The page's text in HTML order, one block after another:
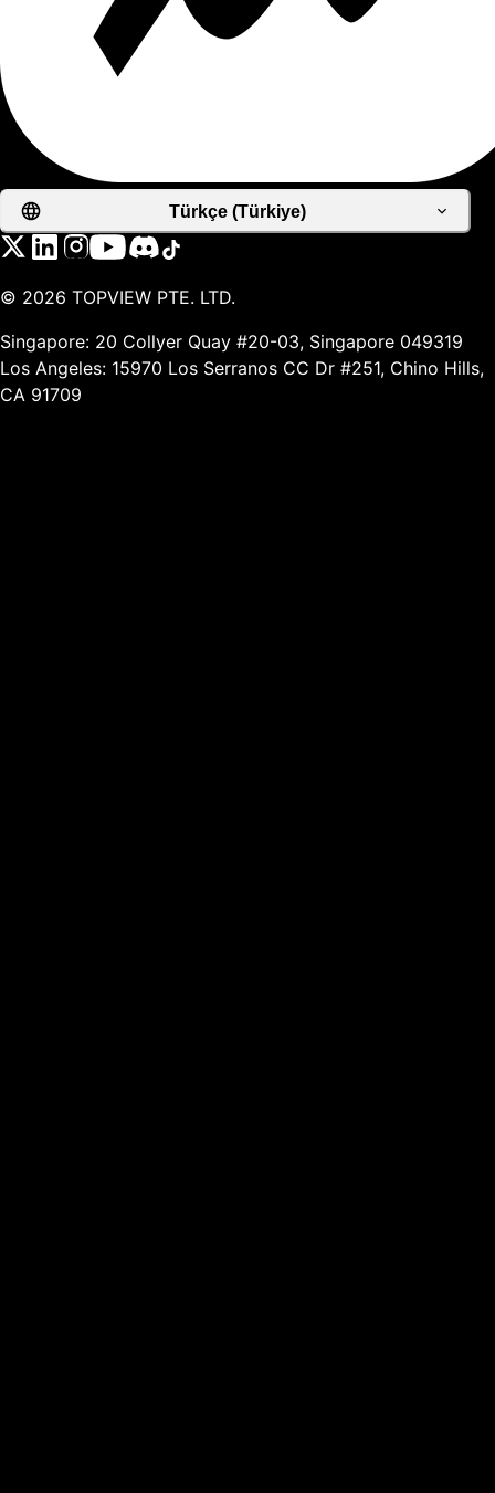
Türkçe (Türkiye)
© 2026 TOPVIEW PTE. LTD.
Singapore: 20 Collyer Quay #20-03, Singapore 049319
Los Angeles: 15970 Los Serranos CC Dr #251, Chino Hills,
CA 91709